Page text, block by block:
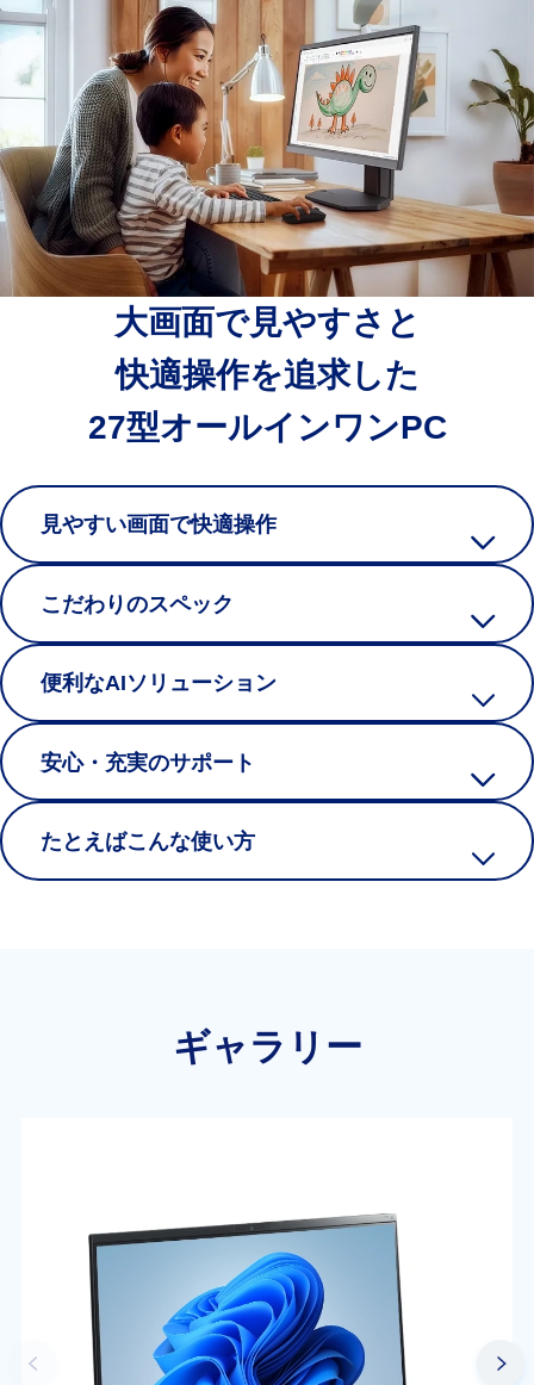
大画面で見やすさと
快適操作を追求した
27型オールインワンPC
見やすい画面で快適操作
こだわりのスペック
便利なAIソリューション
安心・充実のサポート
たとえばこんな使い方
ギャラリー